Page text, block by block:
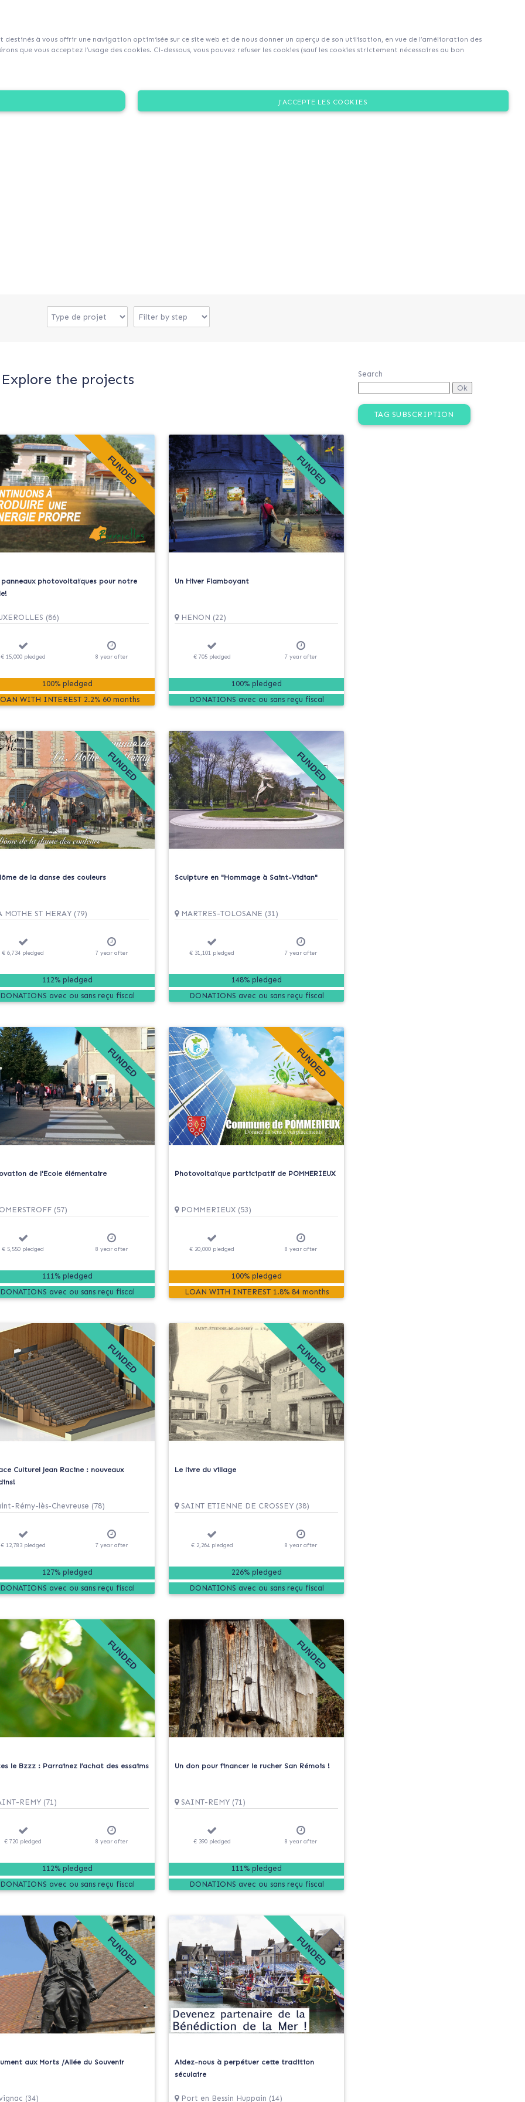
destinés à vous offrir une navigation optimisée sur ce site web et de nous donner un aperçu de son utilisation, en vue de l’amélioration des
que vous acceptez l’usage des cookies. Ci-dessous, vous pouvez refuser les cookies (sauf les cookies strictement nécessaires au bon
J'ACCEPTE LES COOKIES
Explore the projects
FUNDED
panneaux photovoltaïques pour notre
(86)
€ 15,000 pledged 8 year after
100% pledged
WITH INTEREST 2.2% 60 months
FUNDED
Un Hiver Flamboyant
HENON (22)
€ 705 pledged 7yearafter
100% pledged
DONATIONS
FUNDED
de la danse des couleurs
MOTHE ST HERAY (79)
€ 6,734 pledged 7 year after
112% pledged
DONATIONS
FUNDED
Sculpture en "Hommage à Saint-Vidian"
MARTRES-TOLOSANE (31)
€ 31,101 pledged 7yearafter
148% pledged
DONATIONS
FUNDED
de l'Ecole élémentaire
(57)
€ 5,550 pledged 8 year after
111% pledged
DONATIONS
FUNDED
Photovoltaïque participatif de POMMERIEUX
POMMERIEUX (53)
€ 20,000 pledged 8 yearafter
100% pledged
LOAN WITH INTEREST 1.8% 84 months
FUNDED
Culturel Jean Racine : nouveaux
Rémy-lès-Chevreuse (78)
€ 12,783 pledged 7 year after
127% pledged
DONATIONS
FUNDED
Le livre du village
SAINT ETIENNE DE CROSSEY (38)
€ 2,264 pledged 8 yearafter
226% pledged
DONATIONS
FUNDED
le Bzzz : Parrainez l’achat des essaims
REMY (71)
€ 720 pledged 8 year after
112% pledged
DONATIONS
FUNDED
Un don pour financer le rucher San Rémois !
SAINT-REMY (71)
€ 390 pledged 8 yearafter
111% pledged
DONATIONS
FUNDED
aux Morts /Allée du Souvenir
(34)
FUNDED
Aidez-nous à perpétuer cette tradition
séculaire
Port en Bessin Huppain (14)
Search
TAG SUBSCRIPTION